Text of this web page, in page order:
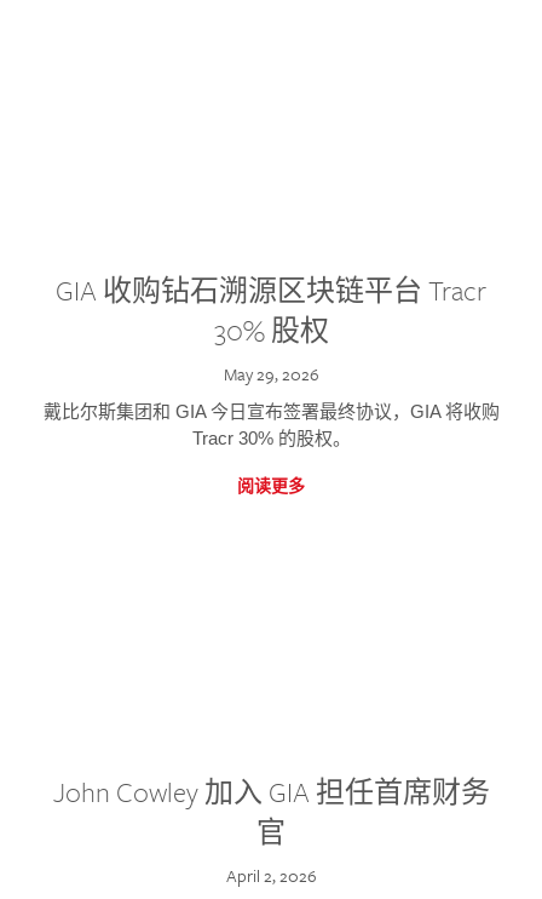
GIA 收购钻石溯源区块链平台 Tracr
30% 股权
May 29, 2026
戴比尔斯集团和 GIA 今日宣布签署最终协议，GIA 将收购
Tracr 30% 的股权。
阅读更多
John Cowley 加入 GIA 担任首席财务
官
April 2, 2026